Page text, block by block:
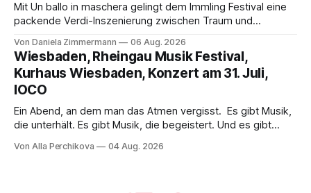
Mit Un ballo in maschera gelingt dem Immling Festival eine
packende Verdi-Inszenierung zwischen Traum und
psychologische Tiefe mit starken Bildern, getragen von
einem spielfreudigen Ensemble und einer musikalisch
überzeugenden Gesamtleistung.
Von Daniela Zimmermann 06 Aug. 2026
Wiesbaden, Rheingau Musik Festival,
Kurhaus Wiesbaden, Konzert am 31. Juli,
IOCO
Ein Abend, an dem man das Atmen vergisst. Es gibt Musik,
die unterhält. Es gibt Musik, die begeistert. Und es gibt
Genau so war der Abend im Kurhaus Wiesbaden, an dem
Von Alla Perchikova 04 Aug. 2026